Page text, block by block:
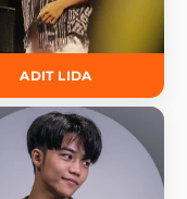
ADIT LIDA